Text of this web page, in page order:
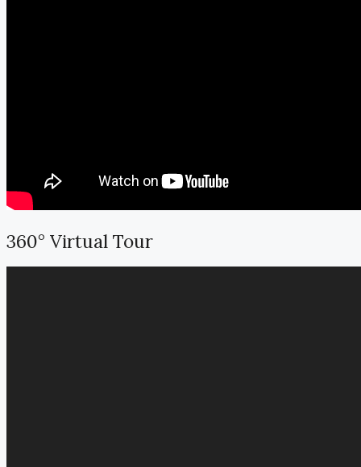
360° Virtual Tour